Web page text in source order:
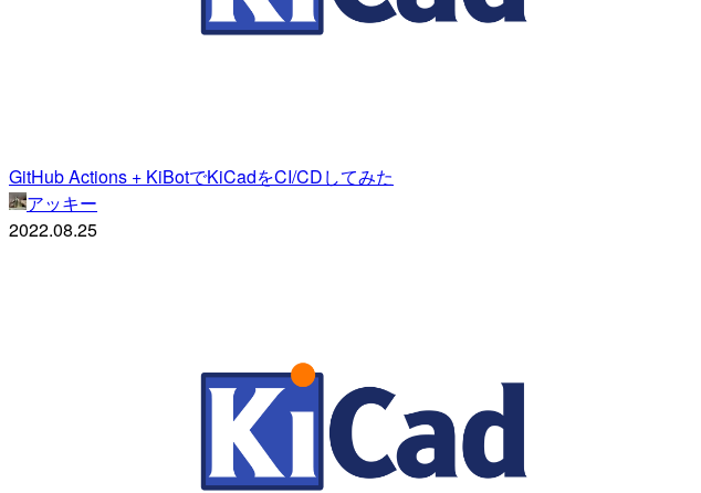
GitHub Actions + KiBotでKiCadをCI/CDしてみた
アッキー
2022.08.25